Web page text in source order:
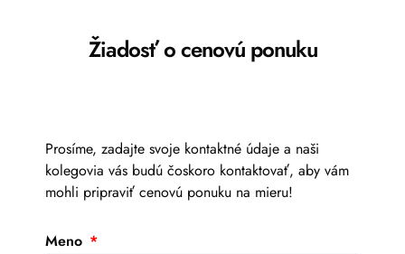
Žiadosť o cenovú ponuku
Prosíme, zadajte svoje kontaktné údaje a naši
kolegovia vás budú čoskoro kontaktovať, aby vám
mohli pripraviť cenovú ponuku na mieru!
Meno